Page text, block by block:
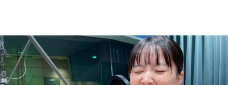
お知らせ
イベント・グッズ
YouTube
会社情報